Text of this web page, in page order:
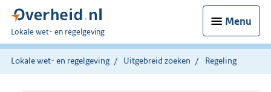
Menu
U
bent
hier:
Lokale wet- en regelgeving
Lokale wet- en regelgeving Uitgebreid zoeken Regeling